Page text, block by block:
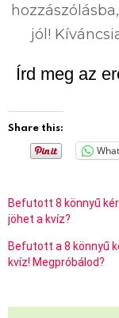
jól!
Írd meg az
Share this:
Befutott 8 könnyű
jöhet a kvíz?
Befutott a 8 könnyű
kvíz! Megpróbálod?